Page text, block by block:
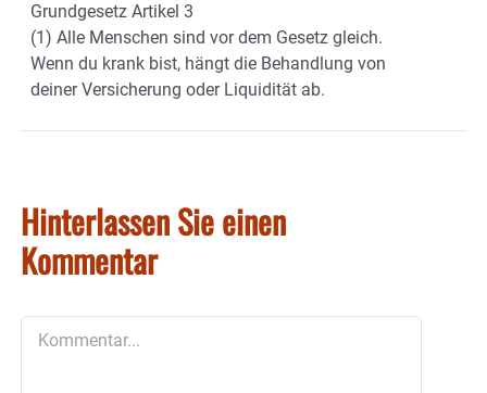
Grundgesetz Artikel 3
(1) Alle Menschen sind vor dem Gesetz gleich.
Wenn du krank bist, hängt die Behandlung von
deiner Versicherung oder Liquidität ab.
Hinterlassen Sie einen
Kommentar